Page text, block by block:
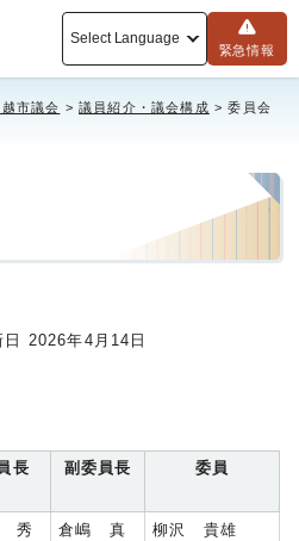
Select Language
緊急情報
越市議会 >議員紹介・議会構成 > 委員会
2026年4月14日
長 副委員長 委員
秀
倉嶋 真
柳沢 貴雄